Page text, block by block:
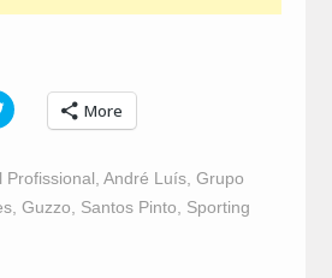
Click
to
Twitter
(Opens
in
new
More
Profissional André Luís, Grupo
, Guzzo Santos Pinto
Sporting